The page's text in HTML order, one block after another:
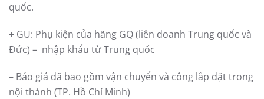
quốc.
+ GU: Phụ kiện của hãng GQ (liên doanh Trung quốc và
Đức) – nhập khẩu từ Trung quốc
– Báo giá đã bao gồm vận chuyển và công lắp đặt trong
nội thành (TP. Hồ Chí Minh)